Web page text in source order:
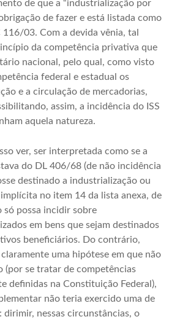
de que a “industrialização por
de fazer e está listada como
03. Com a devida vênia, tal
da competência privativa que
nacional, pelo qual, como visto
federal e estadual os
e a circulação de mercadorias,
assim, a incidência do ISS
aquela natureza.
ver, ser interpretada como se a
do DL 406/68 (de não incidência
destinado a industrialização ou
no item 14 da lista anexa, de
só possa incidir sobre
em bens que sejam destinados
beneficiários. Do contrário,
uma hipótese em que não
(por se tratar de competências
definidas na Constituição Federal),
não teria exercido uma de
dirimir, nessas circunstâncias, o